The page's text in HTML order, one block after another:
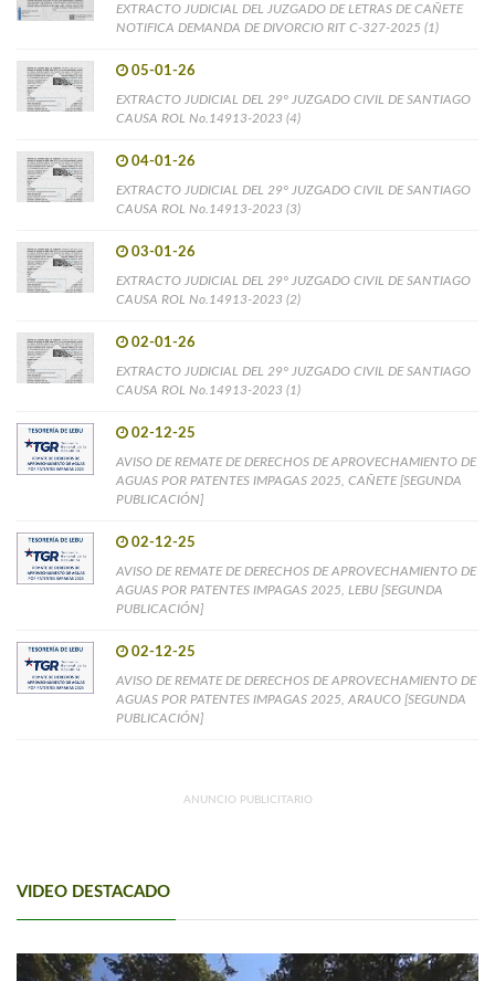
EXTRACTO JUDICIAL DEL JUZGADO DE LETRAS DE CAÑETE
NOTIFICA DEMANDA DE DIVORCIO RIT C-327-2025 (1)
05-01-26
EXTRACTO JUDICIAL DEL 29° JUZGADO CIVIL DE SANTIAGO
CAUSA ROL No.14913-2023 (4)
04-01-26
EXTRACTO JUDICIAL DEL 29° JUZGADO CIVIL DE SANTIAGO
CAUSA ROL No.14913-2023 (3)
03-01-26
EXTRACTO JUDICIAL DEL 29° JUZGADO CIVIL DE SANTIAGO
CAUSA ROL No.14913-2023 (2)
02-01-26
EXTRACTO JUDICIAL DEL 29° JUZGADO CIVIL DE SANTIAGO
CAUSA ROL No.14913-2023 (1)
02-12-25
AVISO DE REMATE DE DERECHOS DE APROVECHAMIENTO DE
AGUAS POR PATENTES IMPAGAS 2025, CAÑETE [SEGUNDA
PUBLICACIÓN]
02-12-25
AVISO DE REMATE DE DERECHOS DE APROVECHAMIENTO DE
AGUAS POR PATENTES IMPAGAS 2025, LEBU [SEGUNDA
PUBLICACIÓN]
02-12-25
AVISO DE REMATE DE DERECHOS DE APROVECHAMIENTO DE
AGUAS POR PATENTES IMPAGAS 2025, ARAUCO [SEGUNDA
PUBLICACIÓN]
ANUNCIO PUBLICITARIO
VIDEO DESTACADO